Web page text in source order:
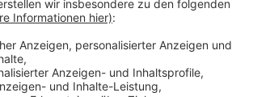
dabei helfen, diesen Kindern solche
so Schmitz: